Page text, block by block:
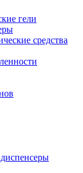
гели
средства